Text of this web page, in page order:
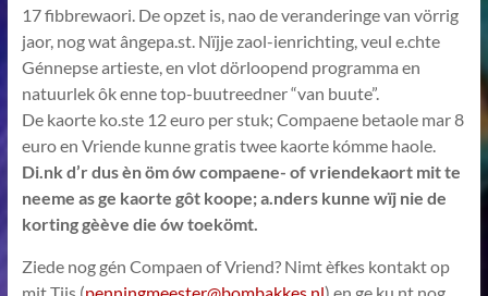
17 fibbrewaori. De opzet is, nao de veranderinge van vörrig
jaor, nog wat ângepa.st. Nïjje zaol-ienrichting, veul e.chte
Génnepse artieste, en vlot dörloopend programma en
natuurlek ôk enne top-buutreedner “van buute”.
De kaorte ko.ste 12 euro per stuk; Compaene betaole mar 8
euro en Vriende kunne gratis twee kaorte kómme haole.
Di.nk d’r dus èn öm ów compaene- of vriendekaort mit te
neeme as ge kaorte gôt koope; a.nders kunne wïj nie de
korting gèève die ów toekömt.
Ziede nog gén Compaen of Vriend? Nimt èfkes kontakt op